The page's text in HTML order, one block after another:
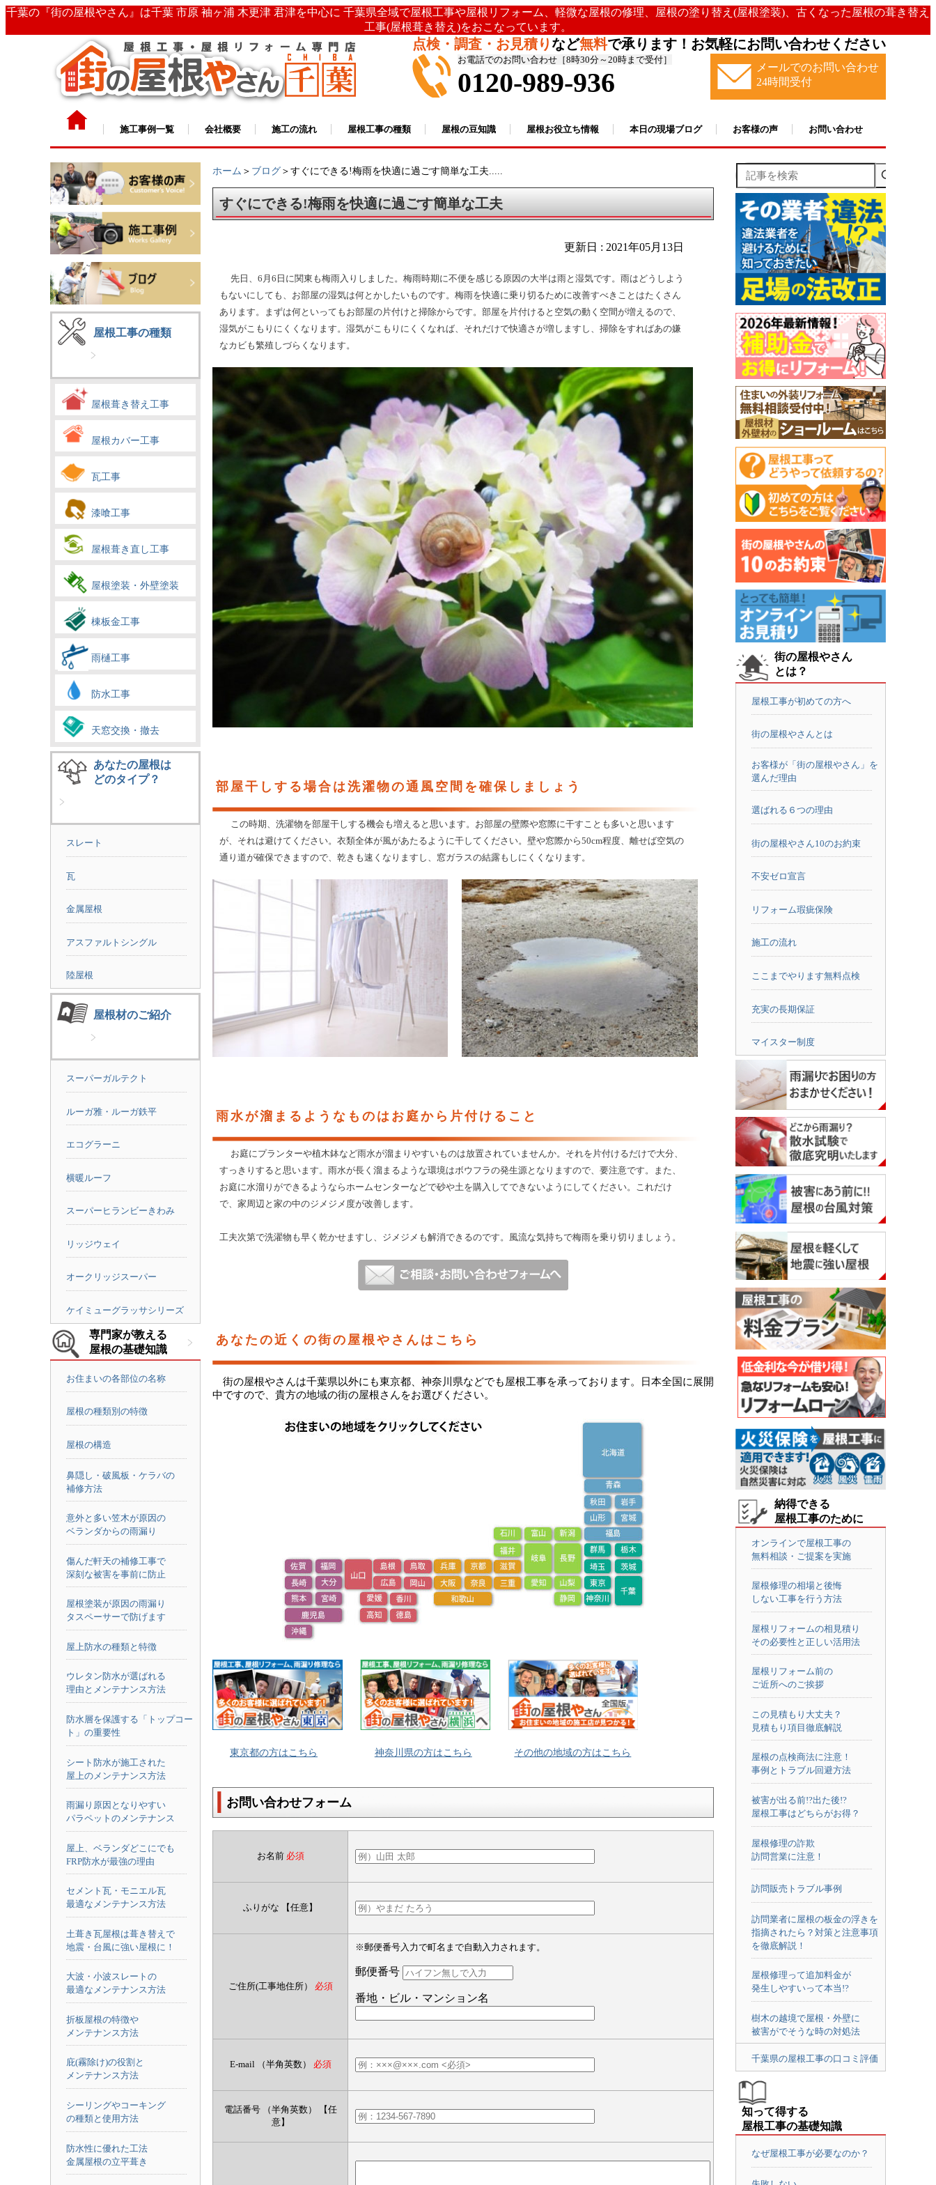
千葉の『街の屋根やさん』は千葉 市原 袖ヶ浦 木更津 君津を中心に 千葉県全域で屋根工事や屋根リフォーム、軽微な屋根の修理、屋根の塗り替え(屋根塗装)、古くなった屋根の葺き替え
工事(屋根葺き替え)をおこなっています。
点検・調査・お見積りなど無料で承ります！お気軽にお問い合わせください
お電話でのお問い合わせ［8時30分～20時まで受付］
0120-989-936
メールでのお問い合わせ
24時間受付
施工事例一覧 会社概要 施工の流れ 屋根工事の種類 屋根の豆知識 屋根お役立ち情報 本日の現場ブログ お客様の声 お問い合わせ
屋根工事の種類
屋根葺き替え工事
屋根カバー工事
瓦工事
漆喰工事
屋根葺き直し工事
屋根塗装・外壁塗装
棟板金工事
雨樋工事
防水工事
天窓交換・撤去
あなたの屋根は
どのタイプ？
スレート
瓦
金属屋根
アスファルトシングル
陸屋根
屋根材のご紹介
スーパーガルテクト
ルーガ雅・ルーガ鉄平
エコグラーニ
横暖ルーフ
スーパーヒランビーきわみ
リッジウェイ
オークリッジスーパー
ケイミューグラッサシリーズ
専門家が教える
屋根の基礎知識
お住まいの各部位の名称
屋根の種類別の特徴
屋根の構造
鼻隠し・破風板・ケラバの
補修方法
意外と多い笠木が原因の
ベランダからの雨漏り
傷んだ軒天の補修工事で
深刻な被害を事前に防止
屋根塗装が原因の雨漏り
タスペーサーで防げます
屋上防水の種類と特徴
ウレタン防水が選ばれる
理由とメンテナンス方法
防水層を保護する「トップコー
ト」の重要性
シート防水が施工された
屋上のメンテナンス方法
雨漏り原因となりやすい
パラペットのメンテナンス
屋上、ベランダどこにでも
FRP防水が最強の理由
セメント瓦・モニエル瓦
最適なメンテナンス方法
土葺き瓦屋根は葺き替えで
地震・台風に強い屋根に！
大波・小波スレートの
最適なメンテナンス方法
折板屋根の特徴や
メンテナンス方法
庇(霧除け)の役割と
メンテナンス方法
シーリングやコーキング
の種類と使用方法
防水性に優れた工法
金属屋根の立平葺き
ホーム ＞ ブログ ＞すぐにできる!梅雨を快適に過ごす簡単な工夫.....
すぐにできる!梅雨を快適に過ごす簡単な工夫
更新日 : 2021年05月13日
先日、6月6日に関東も梅雨入りしました。梅雨時期に不便を感じる原因の大半は雨と湿気です。雨はどうしよう
もないにしても、お部屋の湿気は何とかしたいものです。梅雨を快適に乗り切るために改善すべきことはたくさん
あります。まずは何といってもお部屋の片付けと掃除からです。部屋を片付けると空気の動く空間が増えるので、
湿気がこもりにくくなります。湿気がこもりにくくなれば、それだけで快適さが増しますし、掃除をすればあの嫌
なカビも繁殖しづらくなります。
部屋干しする場合は洗濯物の通風空間を確保しましょう
この時期、洗濯物を部屋干しする機会も増えると思います。お部屋の壁際や窓際に干すことも多いと思います
が、それは避けてください。衣類全体が風があたるように干してください。壁や窓際から50cm程度、離せば空気の
通り道が確保できますので、乾きも速くなりますし、窓ガラスの結露もしにくくなります。
雨水が溜まるようなものはお庭から片付けること
お庭にプランターや植木鉢など雨水が溜まりやすいものは放置されていませんか。それを片付けるだけで大分、
すっきりすると思います。雨水が長く溜まるような環境はボウフラの発生源となりますので、要注意です。また、
お庭に水溜りができるようならホームセンターなどで砂や土を購入してできないようにしてください。これだけ
で、家周辺と家の中のジメジメ度が改善します。
工夫次第で洗濯物も早く乾かせますし、ジメジメも解消できるのです。風流な気持ちで梅雨を乗り切りましょう。
あなたの近くの街の屋根やさんはこちら
街の屋根やさんは千葉県以外にも東京都、神奈川県などでも屋根工事を承っております。日本全国に展開
中ですので、貴方の地域の街の屋根さんをお選びください。
東京都の方はこちら 神奈川県の方はこちら その他の地域の方はこちら
お問い合わせフォーム
お名前 必須
ふりがな 【任意】
ご住所(工事地住所） 必須
※郵便番号入力で町名まで自動入力されます。
郵便番号
番地・ビル・マンション名
E-mail （半角英数） 必須
電話番号 （半角英数）
【任
意】
記事を検索
街の屋根やさん
とは？
屋根工事が初めての方へ
街の屋根やさんとは
お客様が「街の屋根やさん」を
選んだ理由
選ばれる６つの理由
街の屋根やさん10のお約束
不安ゼロ宣言
リフォーム瑕疵保険
施工の流れ
ここまでやります無料点検
充実の長期保証
マイスター制度
納得できる
屋根工事のために
オンラインで屋根工事の
無料相談・ご提案を実施
屋根修理の相場と後悔
しない工事を行う方法
屋根リフォームの相見積り
その必要性と正しい活用法
屋根リフォーム前の
ご近所へのご挨拶
この見積もり大丈夫？
見積もり項目徹底解説
屋根の点検商法に注意！
事例とトラブル回避方法
被害が出る前!?出た後!?
屋根工事はどちらがお得？
屋根修理の詐欺
訪問営業に注意！
訪問販売トラブル事例
訪問業者に屋根の板金の浮きを
指摘されたら？対策と注意事項
を徹底解説！
屋根修理って追加料金が
発生しやすいって本当!?
樹木の越境で屋根・外壁に
被害がでそうな時の対処法
千葉県の屋根工事の口コミ評価
知って得する
屋根工事の基礎知識
なぜ屋根工事が必要なのか？